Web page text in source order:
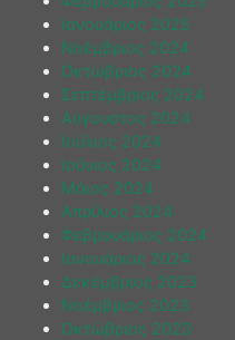
Ιανουάριος 2025
Νοέμβριος 2024
Οκτώβριος 2024
Σεπτέμβριος 2024
Αύγουστος 2024
Ιούλιος 2024
Ιούνιος 2024
Μάιος 2024
Απρίλιος 2024
Φεβρουάριος 2024
Ιανουάριος 2024
Δεκέμβριος 2023
Νοέμβριος 2023
Οκτώβριος 2023